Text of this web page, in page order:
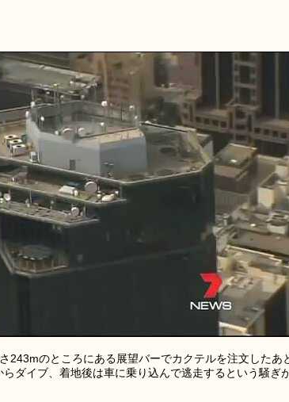
243mのところにある展望バーでカクテルを注文したあ
ダイブ、着地後は車に乗り込んで逃走するという騒ぎ